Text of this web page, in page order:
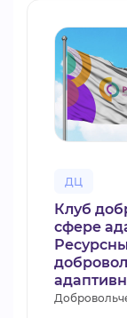
ДЦ
Клуб
сфере